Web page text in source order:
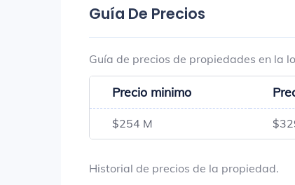
Guía De Precios
Guía de precios de propiedades en la
Precio minimo
$254 M
Historial de precios de la propiedad.